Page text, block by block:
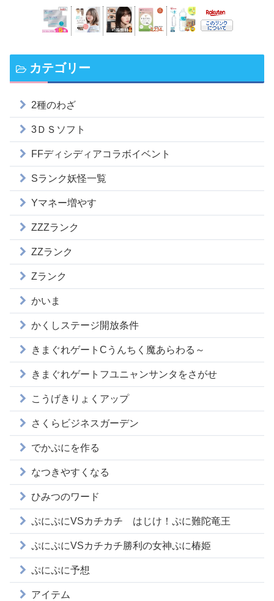
カテゴリー
2種のわざ
3ＤＳソフト
FFディシディアコラボイベント
Sランク妖怪一覧
Yマネー増やす
ZZZランク
ZZランク
Zランク
かいま
かくしステージ開放条件
きまぐれゲートCうんちく魔あらわる～
きまぐれゲートフユニャンサンタをさがせ
こうげきりょくアップ
さくらビジネスガーデン
でかぷにを作る
なつきやすくなる
ひみつのワード
ぷにぷにVSカチカチ はじけ！ぷに難陀竜王
ぷにぷにVSカチカチ勝利の女神ぷに椿姫
ぷにぷに予想
アイテム